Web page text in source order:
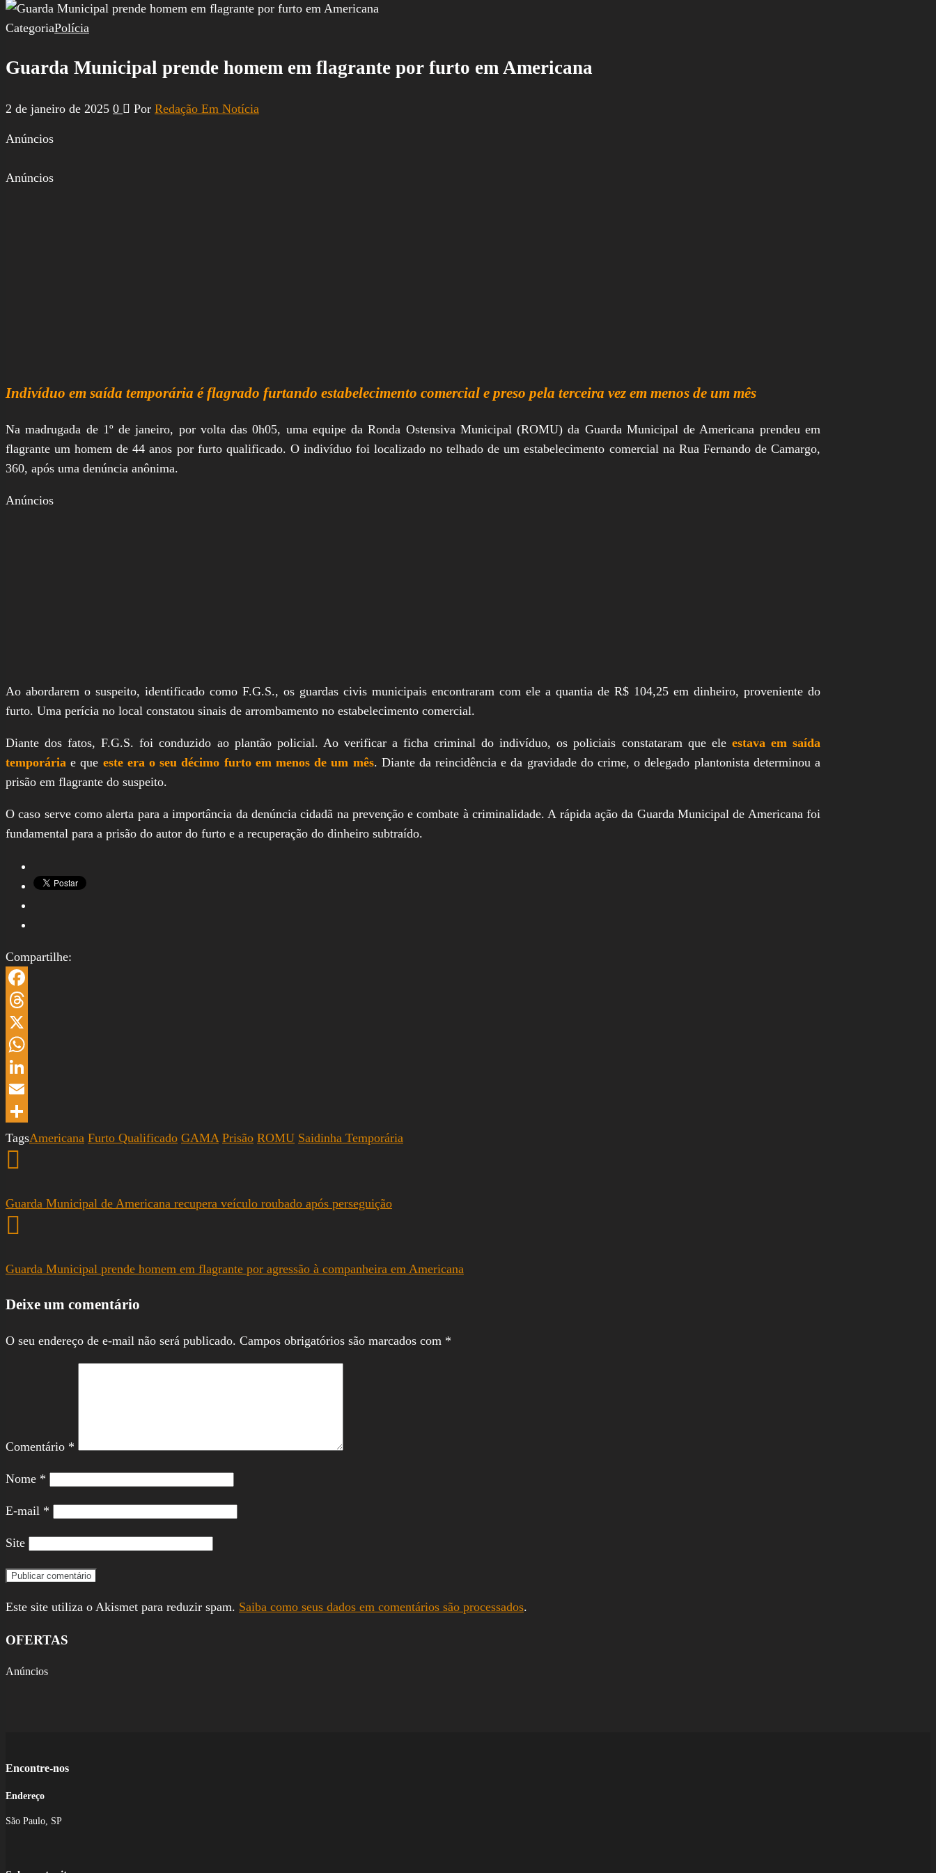
por:
CategoriaPolícia
Guarda Municipal prende homem em flagrante por furto em Americana
2 de janeiro de 2025 0 Por Redação Em Notícia
Anúncios
Anúncios
Indivíduo em saída temporária é flagrado furtando estabelecimento comercial e preso pela terceira vez em menos de um mês
Na madrugada de 1º de janeiro, por volta das 0h05, uma equipe da Ronda Ostensiva Municipal (ROMU) da Guarda Municipal de Americana prendeu em
flagrante um homem de 44 anos por furto qualificado. O indivíduo foi localizado no telhado de um estabelecimento comercial na Rua Fernando de Camargo,
360, após uma denúncia anônima.
Anúncios
Ao abordarem o suspeito, identificado como F.G.S., os guardas civis municipais encontraram com ele a quantia de R$ 104,25 em dinheiro, proveniente do
furto. Uma perícia no local constatou sinais de arrombamento no estabelecimento comercial.
Diante dos fatos, F.G.S. foi conduzido ao plantão policial. Ao verificar a ficha criminal do indivíduo, os policiais constataram que ele estava em saída
temporária e que este era o seu décimo furto em menos de um mês. Diante da reincidência e da gravidade do crime, o delegado plantonista determinou a
prisão em flagrante do suspeito.
O caso serve como alerta para a importância da denúncia cidadã na prevenção e combate à criminalidade. A rápida ação da Guarda Municipal de Americana foi
fundamental para a prisão do autor do furto e a recuperação do dinheiro subtraído.
Compartilhe:
Facebook
Threads
X
WhatsApp
LinkedIn
Email
Share
TagsAmericana Furto Qualificado GAMA Prisão ROMU Saidinha Temporária
Guarda Municipal de Americana recupera veículo roubado após perseguição
Guarda Municipal prende homem em flagrante por agressão à companheira em Americana
Deixe um comentário
O seu endereço de e-mail não será publicado. Campos obrigatórios são marcados com *
Comentário *
Nome *
E-mail *
Site
Este site utiliza o Akismet para reduzir spam. Saiba como seus dados em comentários são processados.
OFERTAS
Anúncios
Encontre-nos
Endereço
São Paulo, SP